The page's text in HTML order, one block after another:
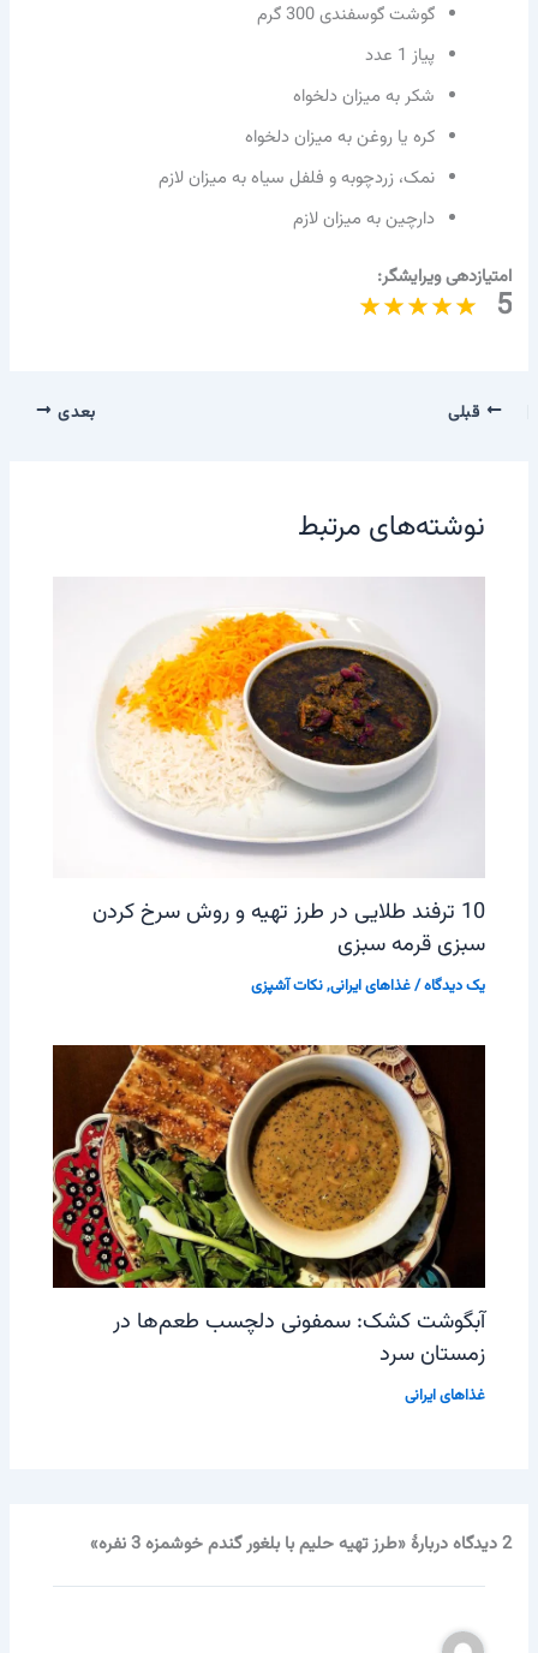
گوشت گوسفندی 300 گرم
پیاز 1 عدد
شکر به میزان دلخواه
کره یا روغن به میزان دلخواه
نمک، زردچوبه و فلفل سیاه به میزان لازم
دارچین به میزان لازم
امتیازدهی ویرایشگر:
5
قبلی بعدی
نوشته‌های مرتبط
10 ترفند طلایی در طرز تهیه و روش سرخ کردن
سبزی قرمه سبزی
یک دیدگاه/غذاهای ایرانی,نکات آشپزی
آبگوشت کشک: سمفونی دلچسب طعم‌ها در
زمستان سرد
غذاهای ایرانی
2 دیدگاه دربارهٔ «طرز تهیه حلیم با بلغور گندم خوشمزه 3 نفره»